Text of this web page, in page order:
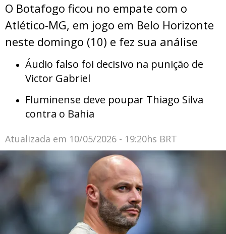
O Botafogo ficou no empate com o
Atlético-MG, em jogo em Belo Horizonte
neste domingo (10) e fez sua análise
Áudio falso foi decisivo na punição de
Victor Gabriel
Fluminense deve poupar Thiago Silva
contra o Bahia
Atualizada em 10/05/2026 - 19:20hs BRT